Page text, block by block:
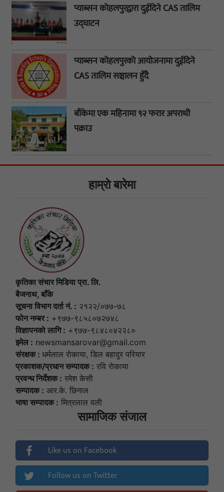
प्याब्सन कोहलपुरद्वारा दुईदिने CAS तालिम
उद्घाटन
प्याब्सन कोहलपुरको आयोजनामा दुईदिने
CAS तालिम सञ्चालन हुँदै
बाँकेमा एक महिनामा ९२ फरार अपराधी
पक्राउ
हाम्राे बारेमा
कृतिका संचार मिडिया प्रा. लि.
बैजनाथ, बाँके
सूचना विभाग दर्ता नं. : २१२२/०७७-७८
फोन नम्बर : +९७७-९८५८०७२७४८
विज्ञापनकाे लागि : +९७७-९८४८०४२२८०
इमेल : newsmansarovar@gmail.com
संरक्षक : धर्मलाल राेकाया, डिल बहादुर परियार
प्रकाशक/प्रधान सम्पादक : रवि राेकाया
प्रवन्ध निर्देशक : रमेश केसी
सम्पादक : आर.के. छिनाल
भाषा सम्पादक : मित्रलाल वली
सामाजिक संजाल
Like us on Facebook
Follow us on Twitter